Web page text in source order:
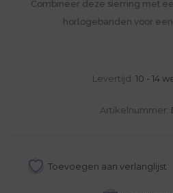
Combineer deze sierring met
horlogebanden voor
Levertijd: 10 - 14
Artikelnummer: